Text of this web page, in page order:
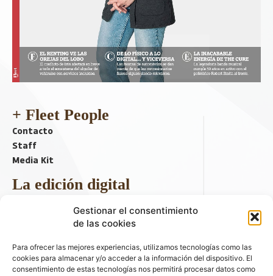
Gestionar el consentimiento
de las cookies
Para ofrecer las mejores experiencias, utilizamos tecnologías como las
cookies para almacenar y/o acceder a la información del dispositivo. El
consentimiento de estas tecnologías nos permitirá procesar datos como
+ Fleet People
Contacto
Staff
Media Kit
La edición digital
Descargar último ejemplar
ir a hemeroteca
+ Contenido en redes sociales